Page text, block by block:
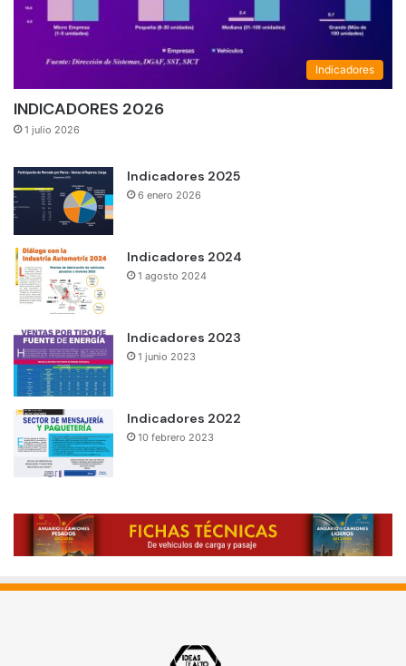
Indicadores
INDICADORES 2026
1 julio 2026
Indicadores 2025
6 enero 2026
Indicadores 2024
1 agosto 2024
Indicadores 2023
1 junio 2023
Indicadores 2022
10 febrero 2023